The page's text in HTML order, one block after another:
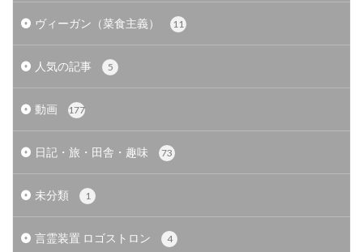
ヴィーガン（菜食主義） 11
人気の記事 5
動画 177
日記・旅・田舎・趣味 73
未分類 1
言霊装置 ロゴストロン 4